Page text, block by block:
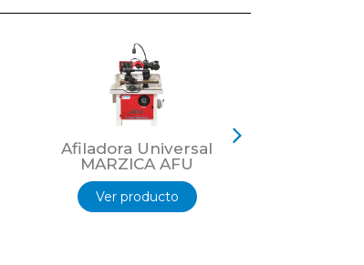
Afiladora Universal
MARZICA AFU
Ver producto